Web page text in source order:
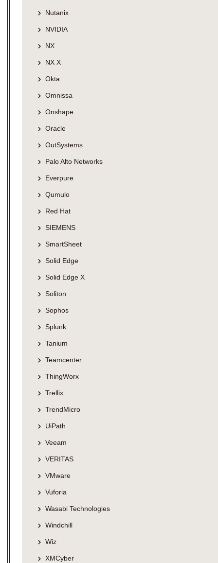
Nutanix
NVIDIA
NX
NX X
Okta
Omnissa
Onshape
Oracle
OutSystems
Palo Alto Networks
Everpure
Qumulo
Red Hat
SIEMENS
SmartSheet
Solid Edge
Solid Edge X
Soliton
Sophos
Splunk
Tanium
Teamcenter
ThingWorx
Trellix
TrendMicro
UiPath
Veeam
VERITAS
VMware
Vuforia
Wasabi Technologies
Windchill
Wiz
XMCyber